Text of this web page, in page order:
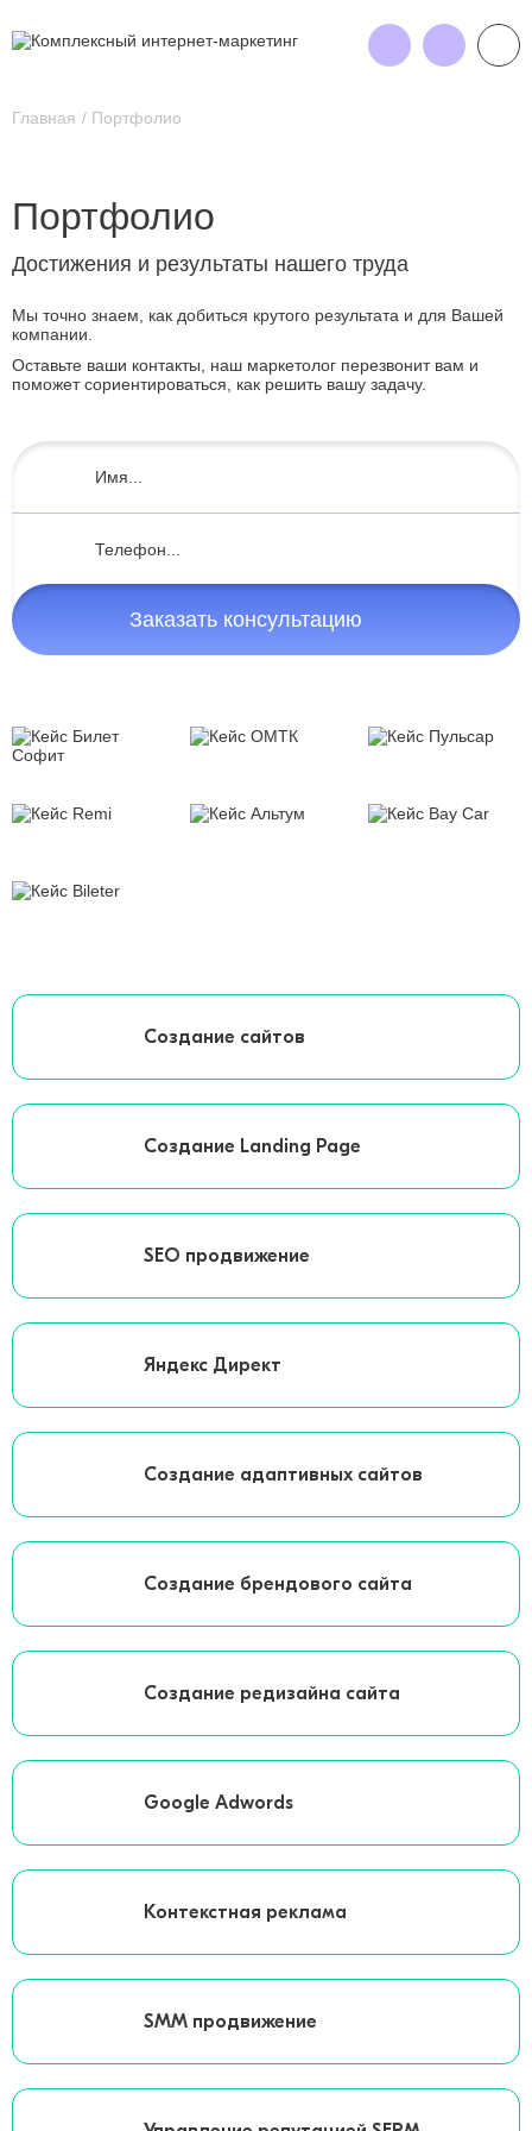
Главная Портфолио
Портфолио
Достижения и результаты нашего труда
Мы точно знаем, как добиться крутого результата и для Вашей
компании.
Оставьте ваши контакты, наш маркетолог перезвонит вам и
поможет сориентироваться, как решить вашу задачу.
Заказать консультацию
Создание сайтов
Создание Landing Page
SEO продвижение
Яндекс Директ
Создание адаптивных сайтов
Создание брендового сайта
Создание редизайна сайта
Google Adwords
Контекстная реклама
SMM продвижение